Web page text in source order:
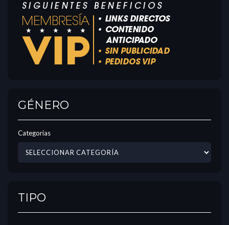
GÉNERO
Categorías
TIPO